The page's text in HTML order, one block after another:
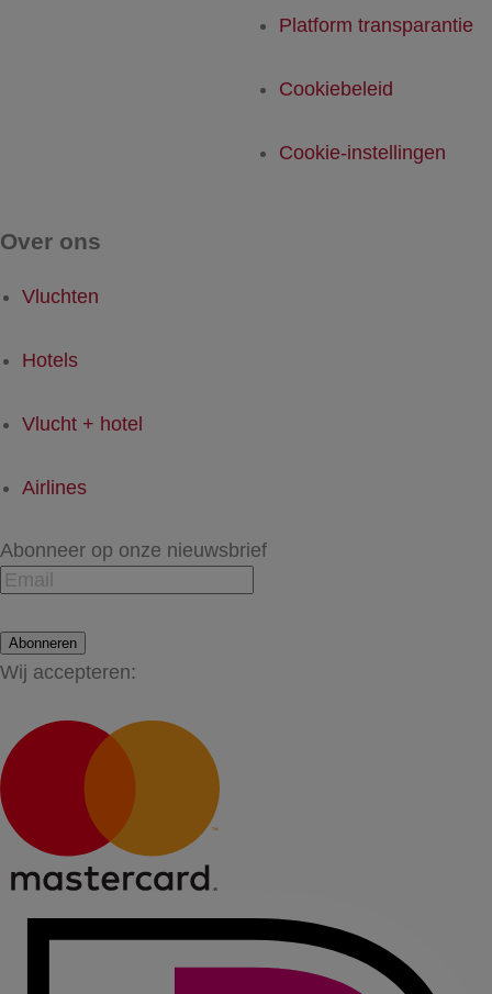
Platform transparantie
Cookiebeleid
Cookie-instellingen
Over ons
Vluchten
Hotels
Vlucht + hotel
Airlines
Abonneer op onze nieuwsbrief
Abonneren
Wij accepteren: